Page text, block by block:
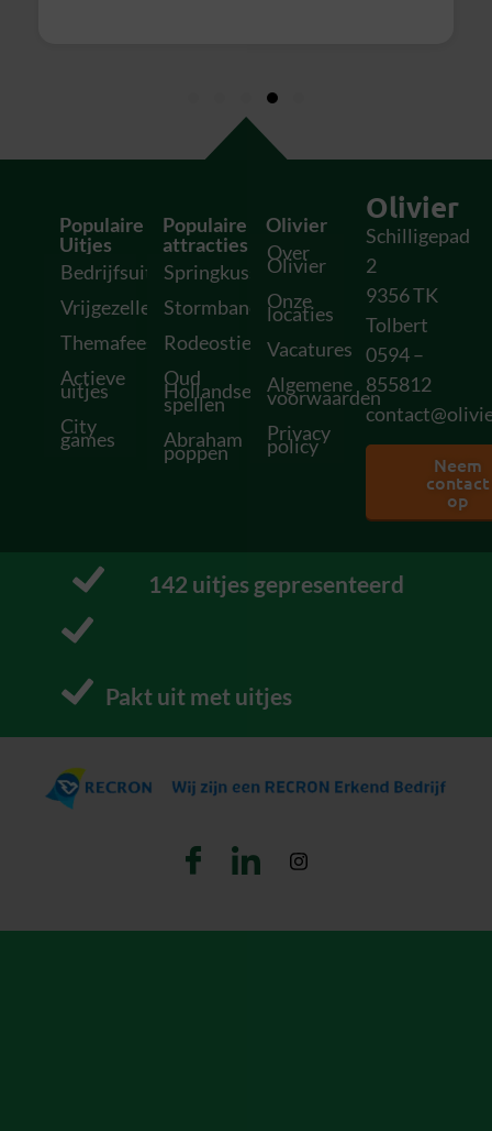
Populaire
Uitjes
Bedrijfsuitjes
Vrijgezellenfeesten
Themafeesten
Actieve
uitjes
City
games
Populaire
attracties
Springkussens
Stormbanen
Rodeostieren
Oud
Hollandse
spellen
Abraham
poppen
Olivier
Over
Olivier
Onze
locaties
Vacatures
Algemene
voorwaarden
Privacy
policy
Olivier
Schilligepad
2
9356 TK
Tolbert
0594 –
855812
Neem
contact
op
148 uitjes gepresenteerd
Pakt uit met uitjes